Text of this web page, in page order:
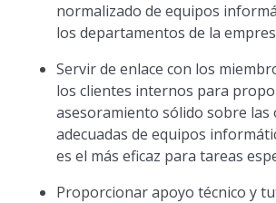
normalizado de equipos
los departamentos de la
Servir de enlace con los
los clientes internos para
asesoramiento sólido sobre las
adecuadas de equipos
es el más eficaz para tareas
Proporcionar apoyo técnico y